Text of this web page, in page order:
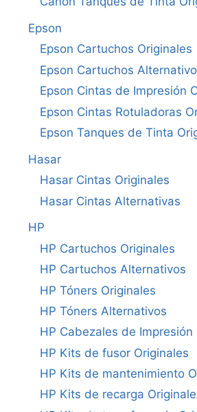
Epson
Epson Cartuchos Originales
Epson Cartuchos
Epson Cintas de Impresión
Epson Cintas Rotuladoras
Epson Tanques de Tinta
Hasar
Hasar Cintas Originales
Hasar Cintas Alternativas
HP
HP Cartuchos Originales
HP Cartuchos Alternativos
HP Tóners Originales
HP Tóners Alternativos
HP Cabezales de Impresión
HP Kits de fusor Originales
HP Kits de mantenimiento
HP Kits de recarga